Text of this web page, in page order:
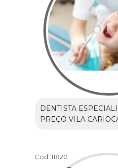
DENTISTA
PREÇO VILA
Cod.:11820